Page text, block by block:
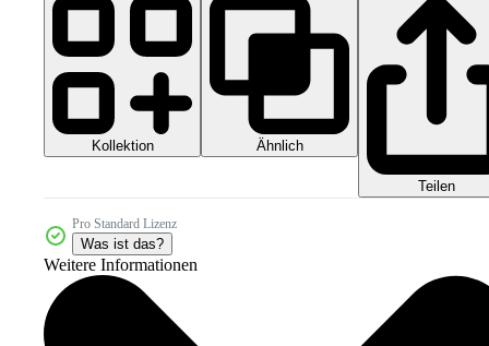
Kollektion Ähnlich
Teilen
Pro Standard Lizenz
Was ist das?
Weitere Informationen